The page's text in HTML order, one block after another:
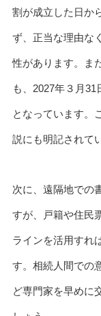
割が成立した日か
ず、正当な理由な
性があります。ま
も、2027年３月
となっています。
説にも明記されて
次に、遠隔地での
すが、戸籍や住民
ラインを活用すれ
す。相続人間での
ど専門家を早めに